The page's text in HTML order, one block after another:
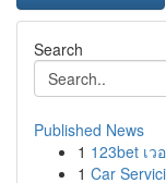
Search
Published News
1 123bet เ
1 Car